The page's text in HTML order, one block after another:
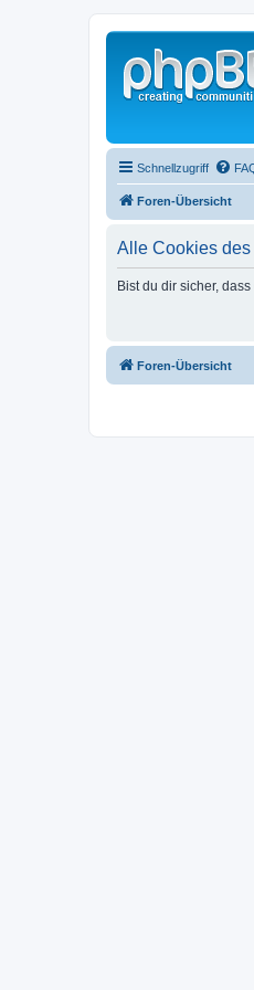
Schnellzugriff
Foren-Übersicht
Alle Cookies
Bist du dir sicher,
Foren-Übersicht